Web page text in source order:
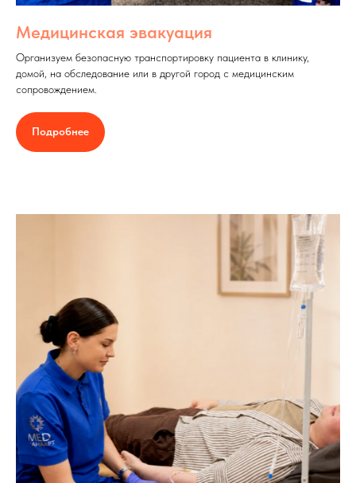
Медицинская эвакуация
Организуем безопасную транспортировку пациента в клинику,
домой, на обследование или в другой город с медицинским
сопровождением.
Подробнее